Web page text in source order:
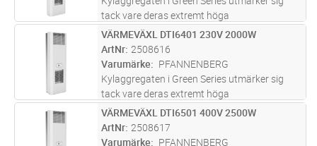
tack vare deras extremt höga
energieffektivitet och servicevänlighet.
Dessutom är de lätta att integrera i alla
system eller anläggningar tack vare deras
mod...läs mer
ST Lägg i kundvagn
VÄRMEVÄXL DTI6401 230V 2000W
ArtNr 2508616
Varumärke
PFANNENBERG
Kylaggregaten i Green Series utmärker sig
tack vare deras extremt höga
energieffektivitet och servicevänlighet.
Dessutom är de lätta att integrera i alla
system eller anläggningar tack vare deras
ST Lägg i kundvagn
VÄRMEVÄXL DTI6501 400V 2500W
ArtNr 2508617
Varumärke
PFANNENBERG